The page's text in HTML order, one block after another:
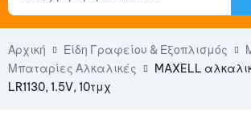
Αρχική Είδη Γραφείου & Εξοπλισμός
Μπαταρίες Αλκαλικές
MAXELL
LR1130, 1.5V, 10τμχ